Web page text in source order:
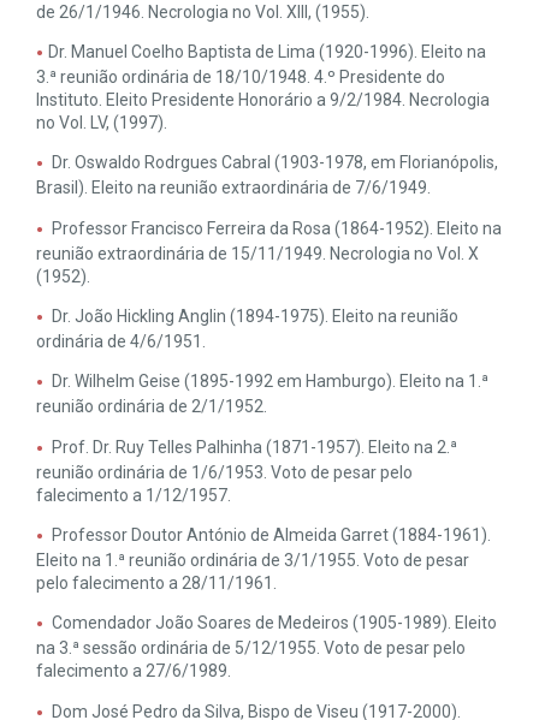
de 26/1/1946. Necrologia no Vol. XIII, (1955).
Dr. Manuel Coelho Baptista de Lima (1920-1996). Eleito na
3.ª reunião ordinária de 18/10/1948. 4.º Presidente do
Instituto. Eleito Presidente Honorário a 9/2/1984. Necrologia
no Vol. LV, (1997).
Dr. Oswaldo Rodrgues Cabral (1903-1978, em Florianópolis,
Brasil). Eleito na reunião extraordinária de 7/6/1949.
Professor Francisco Ferreira da Rosa (1864-1952). Eleito na
reunião extraordinária de 15/11/1949. Necrologia no Vol. X
(1952).
Dr. João Hickling Anglin (1894-1975). Eleito na reunião
ordinária de 4/6/1951.
Dr. Wilhelm Geise (1895-1992 em Hamburgo). Eleito na 1.ª
reunião ordinária de 2/1/1952.
Prof. Dr. Ruy Telles Palhinha (1871-1957). Eleito na 2.ª
reunião ordinária de 1/6/1953. Voto de pesar pelo
falecimento a 1/12/1957.
Professor Doutor António de Almeida Garret (1884-1961).
Eleito na 1.ª reunião ordinária de 3/1/1955. Voto de pesar
pelo falecimento a 28/11/1961.
Comendador João Soares de Medeiros (1905-1989). Eleito
na 3.ª sessão ordinária de 5/12/1955. Voto de pesar pelo
falecimento a 27/6/1989.
Dom José Pedro da Silva, Bispo de Viseu (1917-2000).